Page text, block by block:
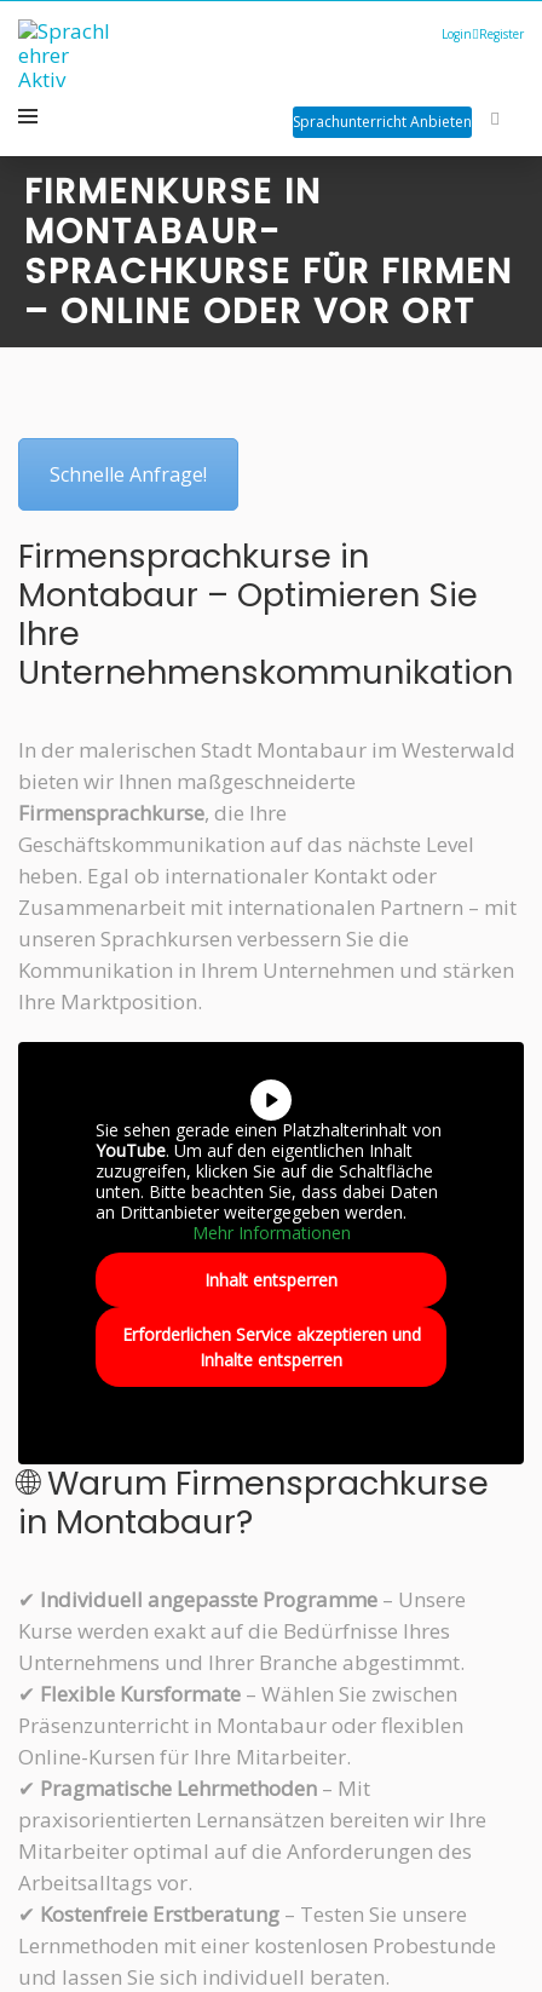
Login Register
Sprachunterricht Anbieten
FIRMENKURSE IN
MONTABAUR-
SPRACHKURSE FÜR FIRMEN
– ONLINE ODER VOR ORT
Schnelle Anfrage!
Firmensprachkurse in
Montabaur – Optimieren Sie
Ihre
Unternehmenskommunikation
In der malerischen Stadt Montabaur im Westerwald
bieten wir Ihnen maßgeschneiderte
Firmensprachkurse, die Ihre
Geschäftskommunikation auf das nächste Level
heben. Egal ob internationaler Kontakt oder
Zusammenarbeit mit internationalen Partnern – mit
unseren Sprachkursen verbessern Sie die
Kommunikation in Ihrem Unternehmen und stärken
Ihre Marktposition.
Sie sehen gerade einen Platzhalterinhalt von
YouTube. Um auf den eigentlichen Inhalt
zuzugreifen, klicken Sie auf die Schaltfläche
unten. Bitte beachten Sie, dass dabei Daten
an Drittanbieter weitergegeben werden.
Mehr Informationen
Inhalt entsperren
Erforderlichen Service akzeptieren und
Inhalte entsperren
🌐 Warum Firmensprachkurse
in Montabaur?
✔ Individuell angepasste Programme – Unsere
Kurse werden exakt auf die Bedürfnisse Ihres
Unternehmens und Ihrer Branche abgestimmt.
✔ Flexible Kursformate – Wählen Sie zwischen
Präsenzunterricht in Montabaur oder flexiblen
Online-Kursen für Ihre Mitarbeiter.
✔ Pragmatische Lehrmethoden – Mit
praxisorientierten Lernansätzen bereiten wir Ihre
Mitarbeiter optimal auf die Anforderungen des
Arbeitsalltags vor.
✔ Kostenfreie Erstberatung – Testen Sie unsere
Lernmethoden mit einer kostenlosen Probestunde
und lassen Sie sich individuell beraten.